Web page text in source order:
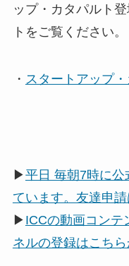
ップ・カタパルト
トをご覧ください。
・ スタートアップ
▶平日 毎朝7時に公
ています。友達申請
▶ ICCの動画コンテ
ネルの登録はこちら